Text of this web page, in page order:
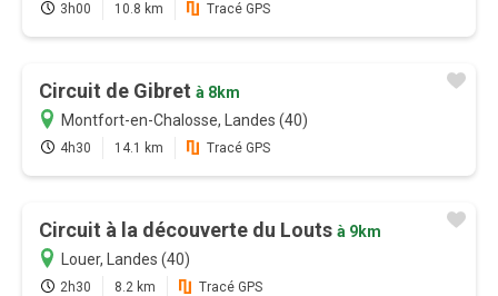
3h00 10.8 km Tracé GPS
Circuit de Gibret à 8km
Montfort-en-Chalosse, Landes (40)
4h30 14.1 km Tracé GPS
Circuit à la découverte du Louts à 9km
Louer, Landes (40)
2h30 8.2 km Tracé GPS